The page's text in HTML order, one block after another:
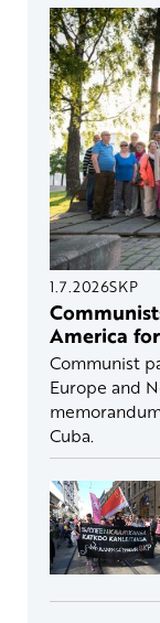
1.7.2026SKP
America
Communist
Europe and
Cuba.